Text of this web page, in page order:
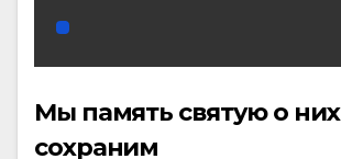
Мы память святую о них
сохраним